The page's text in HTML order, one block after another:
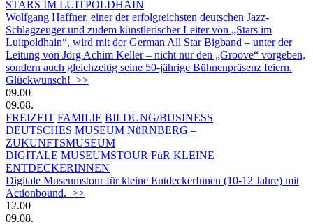
STARS IM LUITPOLDHAIN
Wolfgang Haffner, einer der erfolgreichsten deutschen Jazz-
Schlagzeuger und zudem künstlerischer Leiter von „Stars im
Luitpoldhain“, wird mit der German All Star Bigband – unter der
Leitung von Jörg Achim Keller – nicht nur den „Groove“ vorgeben,
sondern auch gleichzeitig seine 50-jährige Bühnenpräsenz feiern.
Glückwunsch! >>
09.00
09.08.
FREIZEIT FAMILIE BILDUNG/BUSINESS
DEUTSCHES MUSEUM NüRNBERG –
ZUKUNFTSMUSEUM
DIGITALE MUSEUMSTOUR FüR KLEINE
ENTDECKERINNEN
Digitale Museumstour für kleine EntdeckerInnen (10-12 Jahre) mit
Actionbound. >>
12.00
09.08.